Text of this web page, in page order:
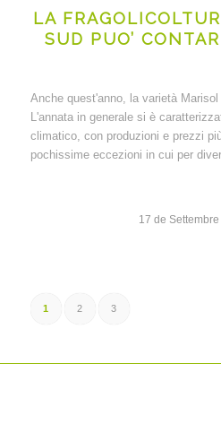
LA
SUD PUO’
Anche quest'anno, la varietà
L'annata in generale si è
climatico, con produzioni e prezzi
pochissime eccezioni in cui per
17 de
1 2 3